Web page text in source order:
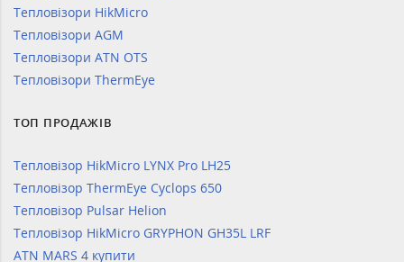
Тепловізори HikMicro
Тепловізори AGM
Тепловізори ATN OTS
Тепловізори ThermEye
ТОП ПРОДАЖІВ
Тепловізор HikMicro LYNX Pro LH25
Тепловізор ThermEye Cyclops 650
Тепловізор Pulsar Helion
Тепловізор HikMicro GRYPHON GH35L LRF
ATN MARS 4 купити